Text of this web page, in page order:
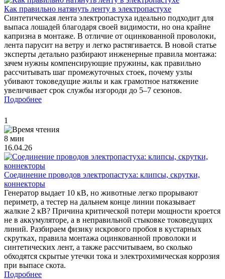
Как правильно натянуть ленту в электропастухе
Синтетическая лента электропастуха идеально подходит для
выпаса лошадей благодаря своей видимости, но она крайне
капризна в монтаже. В отличие от оцинкованной проволоки,
лента парусит на ветру и легко растягивается. В новой статье
эксперты детально разбирают инженерные правила монтажа:
зачем нужны компенсирующие пружины, как правильно
рассчитывать шаг промежуточных стоек, почему узлы
убивают токоведущие жилы и как грамотное натяжение
увеличивает срок службы изгороди до 5–7 сезонов.
Подробнее
1
8 мин
16.04.26
Соединение проводов электропастуха: клипсы, скрутки,
коннекторы
Генератор выдает 10 кВ, но животные легко прорывают
периметр, а тестер на дальнем конце линии показывает
жалкие 2 кВ? Причина критической потери мощности кроется
не в аккумуляторе, а в неправильной стыковке токоведущих
линий. Разбираем физику искрового пробоя в кустарных
скрутках, правила монтажа оцинкованной проволоки и
синтетических лент, а также рассчитываем, во сколько
обходятся скрытые утечки тока и электрохимическая коррозия
при выпасе скота.
Подробнее